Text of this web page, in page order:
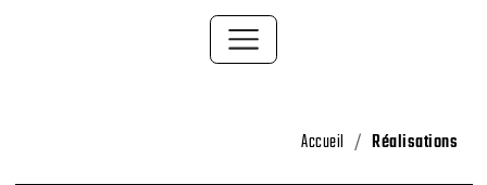
Accueil Réalisations